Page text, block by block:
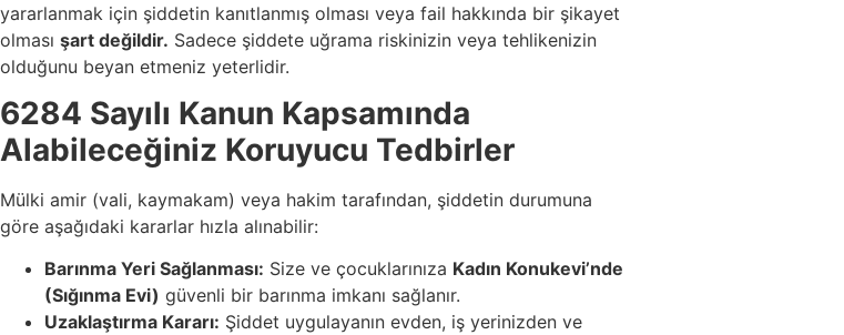
yararlanmak için şiddetin kanıtlanmış olması veya fail hakkında bir şikayet
olması şart değildir. Sadece şiddete uğrama riskinizin veya tehlikenizin
olduğunu beyan etmeniz yeterlidir.
6284 Sayılı Kanun Kapsamında
Alabileceğiniz Koruyucu Tedbirler
Mülki amir (vali, kaymakam) veya hakim tarafından, şiddetin durumuna
göre aşağıdaki kararlar hızla alınabilir:
Barınma Yeri Sağlanması: Size ve çocuklarınıza Kadın Konukevi’nde
(Sığınma Evi) güvenli bir barınma imkanı sağlanır.
Uzaklaştırma Kararı: Şiddet uygulayanın evden, iş yerinizden ve